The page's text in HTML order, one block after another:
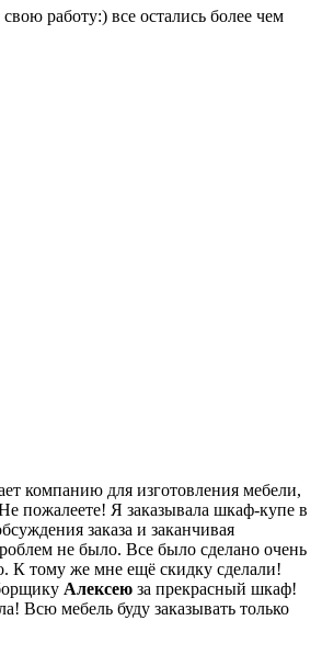
работу:) все остались более чем
компанию для изготовления мебели,
пожалеете! Я заказывала шкаф-купе в
заказа и заканчивая
не было. Все было сделано очень
К тому же мне ещё скидку сделали!
Алексею за прекрасный шкаф!
Всю мебель буду заказывать только